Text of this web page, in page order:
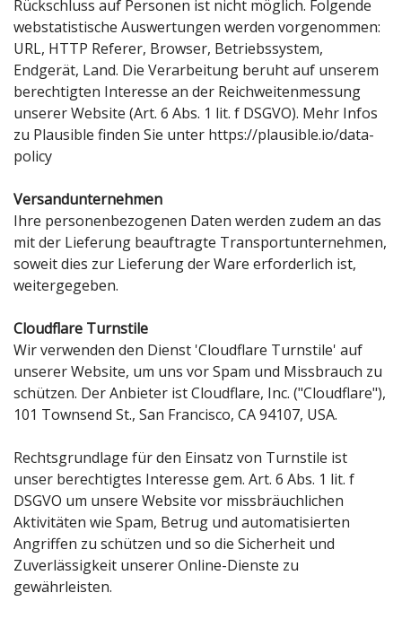
Rückschluss auf Personen ist nicht möglich. Folgende
webstatistische Auswertungen werden vorgenommen:
URL, HTTP Referer, Browser, Betriebssystem,
Endgerät, Land. Die Verarbeitung beruht auf unserem
berechtigten Interesse an der Reichweitenmessung
unserer Website (Art. 6 Abs. 1 lit. f DSGVO). Mehr Infos
zu Plausible finden Sie unter https://plausible.io/data-
policy
Versandunternehmen
Ihre personenbezogenen Daten werden zudem an das
mit der Lieferung beauftragte Transportunternehmen,
soweit dies zur Lieferung der Ware erforderlich ist,
weitergegeben.
Cloudflare Turnstile
Wir verwenden den Dienst 'Cloudflare Turnstile' auf
unserer Website, um uns vor Spam und Missbrauch zu
schützen. Der Anbieter ist Cloudflare, Inc. ("Cloudflare"),
101 Townsend St., San Francisco, CA 94107, USA.
Rechtsgrundlage für den Einsatz von Turnstile ist
unser berechtigtes Interesse gem. Art. 6 Abs. 1 lit. f
DSGVO um unsere Website vor missbräuchlichen
Aktivitäten wie Spam, Betrug und automatisierten
Angriffen zu schützen und so die Sicherheit und
Zuverlässigkeit unserer Online-Dienste zu
gewährleisten.